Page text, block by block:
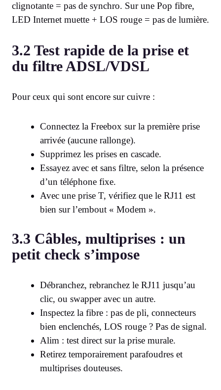
clignotante = pas de synchro. Sur une Pop fibre,
LED Internet muette + LOS rouge = pas de lumière.
3.2 Test rapide de la prise et
du filtre ADSL/VDSL
Pour ceux qui sont encore sur cuivre :
Connectez la Freebox sur la première prise
arrivée (aucune rallonge).
Supprimez les prises en cascade.
Essayez avec et sans filtre, selon la présence
d’un téléphone fixe.
Avec une prise T, vérifiez que le RJ11 est
bien sur l’embout « Modem ».
3.3 Câbles, multiprises : un
petit check s’impose
Débranchez, rebranchez le RJ11 jusqu’au
clic, ou swapper avec un autre.
Inspectez la fibre : pas de pli, connecteurs
bien enclenchés, LOS rouge ? Pas de signal.
Alim : test direct sur la prise murale.
Retirez temporairement parafoudres et
multiprises douteuses.